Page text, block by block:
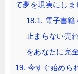
て夢を現実にしま
18.1. 電子書籍
止まらない売
をあなたに完
19. 今すぐ始めら